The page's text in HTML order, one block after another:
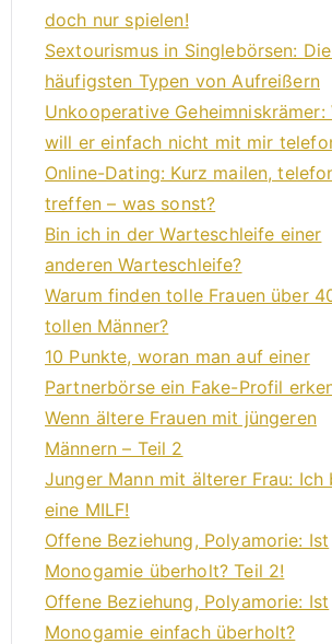
doch nur spielen!
Sextourismus in Singlebörsen:
häufigsten Typen von Aufreißern
Unkooperative Geheimniskrämer:
will er einfach nicht mit mir
Online-Dating: Kurz mailen,
treffen – was sonst?
Bin ich in der Warteschleife einer
anderen Warteschleife?
Warum finden tolle Frauen über
tollen Männer?
10 Punkte, woran man auf einer
Partnerbörse ein Fake-Profil
Wenn ältere Frauen mit jüngeren
Männern – Teil 2
Junger Mann mit älterer Frau: Ich
eine MILF!
Offene Beziehung, Polyamorie: Ist
Monogamie überholt? Teil 2!
Offene Beziehung, Polyamorie: Ist
Monogamie einfach überholt?